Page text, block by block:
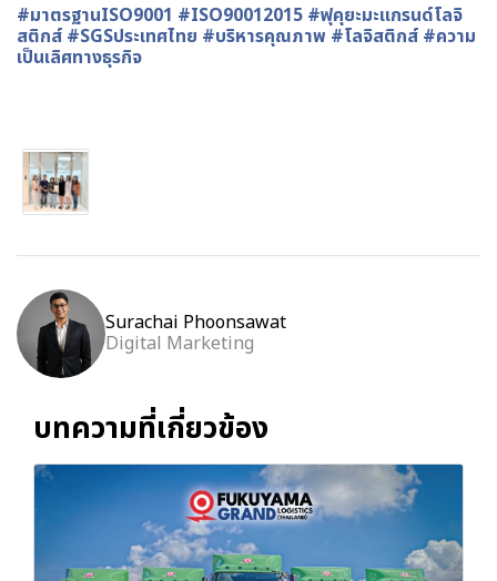
#มาตรฐานISO9001 #ISO90012015 #ฟุคุยะมะแกรนด์โลจิ
สติกส์ #SGSประเทศไทย #บริหารคุณภาพ #โลจิสติกส์ #ความ
เป็นเลิศทางธุรกิจ
Surachai Phoonsawat
Digital Marketing
บทความที่เกี่ยวข้อง